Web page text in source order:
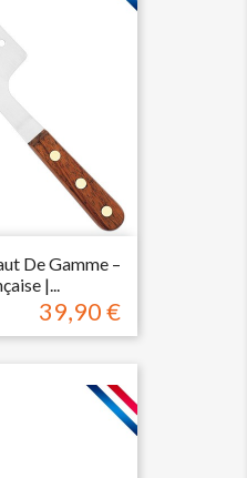
De Gamme –
|...
Prix
39,90 €